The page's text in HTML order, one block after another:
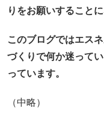
りをお願いすることに
このブログではエス
づくりで何か迷って
っています。
（中略）